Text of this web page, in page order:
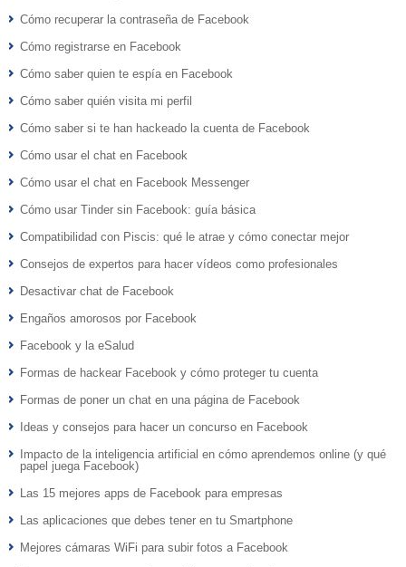
Cómo recuperar la contraseña de Facebook
Cómo registrarse en Facebook
Cómo saber quien te espía en Facebook
Cómo saber quién visita mi perfil
Cómo saber si te han hackeado la cuenta de Facebook
Cómo usar el chat en Facebook
Cómo usar el chat en Facebook Messenger
Cómo usar Tinder sin Facebook: guía básica
Compatibilidad con Piscis: qué le atrae y cómo conectar mejor
Consejos de expertos para hacer vídeos como profesionales
Desactivar chat de Facebook
Engaños amorosos por Facebook
Facebook y la eSalud
Formas de hackear Facebook y cómo proteger tu cuenta
Formas de poner un chat en una página de Facebook
Ideas y consejos para hacer un concurso en Facebook
Impacto de la inteligencia artificial en cómo aprendemos online (y qué
papel juega Facebook)
Las 15 mejores apps de Facebook para empresas
Las aplicaciones que debes tener en tu Smartphone
Mejores cámaras WiFi para subir fotos a Facebook